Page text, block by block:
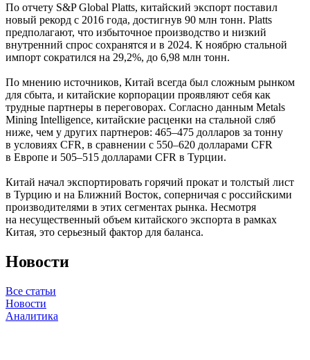
По отчету S&P Global Platts, китайский экспорт поставил
новый рекорд с 2016 года, достигнув 90 млн тонн. Platts
предполагают, что избыточное производство и низкий
внутренний спрос сохранятся и в 2024. К ноябрю стальной
импорт сократился на 29,2%, до 6,98 млн тонн.
По мнению источников, Китай всегда был сложным рынком
для сбыта, и китайские корпорации проявляют себя как
трудные партнеры в переговорах. Согласно данным Metals
Mining Intelligence, китайские расценки на стальной сляб
ниже, чем у других партнеров: 465–475 долларов за тонну
в условиях CFR, в сравнении с 550–620 долларами CFR
в Европе и 505–515 долларами CFR в Турции.
Китай начал экспортировать горячий прокат и толстый лист
в Турцию и на Ближний Восток, соперничая с российскими
производителями в этих сегментах рынка. Несмотря
на несущественный объем китайского экспорта в рамках
Китая, это серьезный фактор для баланса.
Новости
Все статьи
Новости
Аналитика